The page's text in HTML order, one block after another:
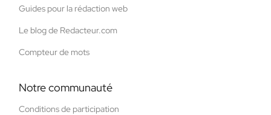
Guides pour la rédaction web
Le blog de Redacteur.com
Compteur de mots
Notre communauté
Conditions de participation